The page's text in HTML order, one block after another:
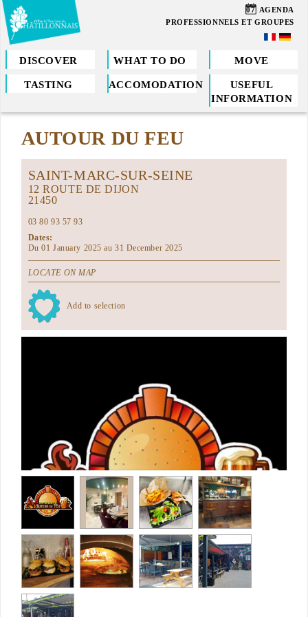
Skip
to
main
content
07 AGENDA
PROFESSIONNELS ET GROUPES
DISCOVER WHAT TO DO MOVE
TASTING ACCOMODATION
USEFUL
INFORMATION
You
are
hereAUTOUR DU FEU
SAINT-MARC-SUR-SEINE
12 ROUTE DE DIJON
21450
03 80 93 57 93
Dates:
Du 01 January 2025 au 31 December 2025
LOCATE ON MAP
Add to selection